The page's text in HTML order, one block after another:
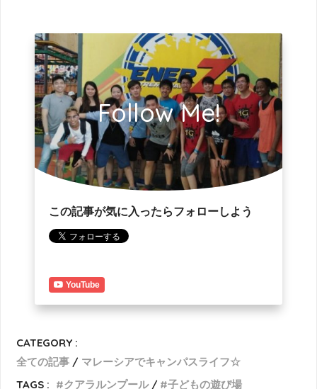
Follow Me!
この記事が気に入ったらフォローしよう
YouTube
CATEGORY :
全ての記事
マレーシアでキャンパスライフ☆
TAGS :
クアラルンプール 子どもの遊び場